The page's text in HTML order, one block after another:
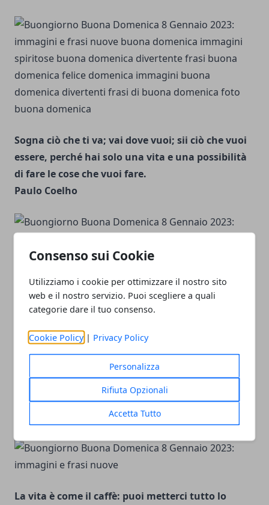
Consenso sui Cookie
Utilizziamo i cookie per ottimizzare il nostro sito
web e il nostro servizio. Puoi scegliere a quali
categorie dare il tuo consenso.
Cookie Policy | Privacy Policy
Personalizza
Rifiuta Opzionali
Accetta Tutto
Sogna ciò che ti va; vai dove vuoi; sii ciò che vuoi
essere, perché hai solo una vita e una possibilità
di fare le cose che vuoi fare.
Paulo Coelho
mondo!
Questa giornata sola gioia e felicità, non ti
auguro nient' altro!
La vita è come il caffè: puoi metterci tutto lo